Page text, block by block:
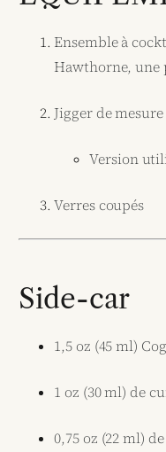
Ensemble à
Hawthorne, une
Jigger de
Version
Verres coupés
Side-car
1,5 oz (45 ml)
1 oz (30 ml) de
0,75 oz (22 ml)